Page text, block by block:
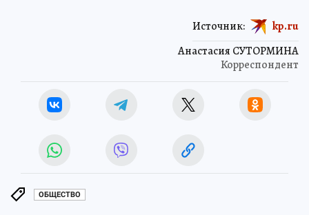
Анастасия СУТОРМИНА
Корреспондент
Источник: kp.ru
ОБЩЕСТВО